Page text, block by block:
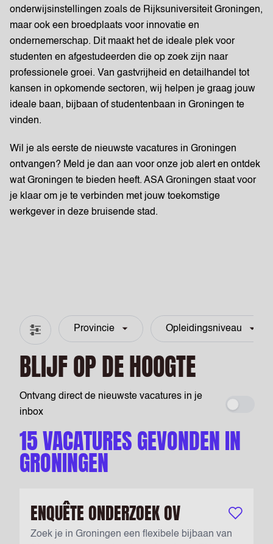
onderwijsinstellingen zoals de Rijksuniversiteit Groningen,
maar ook een broedplaats voor innovatie en
ondernemerschap. Dit maakt het de ideale plek voor
studenten en afgestudeerden die op zoek zijn naar
professionele groei. Van gastvrijheid en detailhandel tot
kansen in opkomende sectoren, wij helpen je graag jouw
ideale baan, bijbaan of studentenbaan in Groningen te
vinden.
Wil je als eerste de nieuwste vacatures in Groningen
ontvangen? Meld je dan aan voor onze job alert en ontdek
wat Groningen te bieden heeft. ASA Groningen staat voor
je klaar om je te verbinden met jouw toekomstige
werkgever in deze bruisende stad.
Filter & zoeken
Provincie Opleidingsniveau
BLIJF OP DE HOOGTE
Ontvang direct de nieuwste vacatures in je
inbox
15 VACATURES GEVONDEN IN
GRONINGEN
ENQUÊTE ONDERZOEK OV Bewaar
Zoek je in Groningen een flexibele bijbaan van